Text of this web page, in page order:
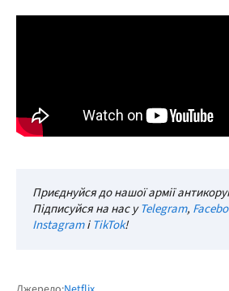
Приєднуйся до нашої армії
Підписуйся на нас уTelegram,
InstagramіTikTok!